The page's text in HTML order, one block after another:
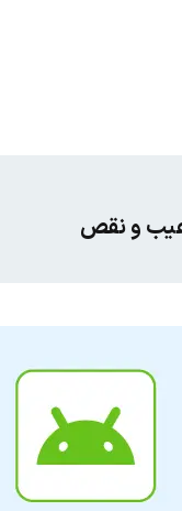
عیب و نقص